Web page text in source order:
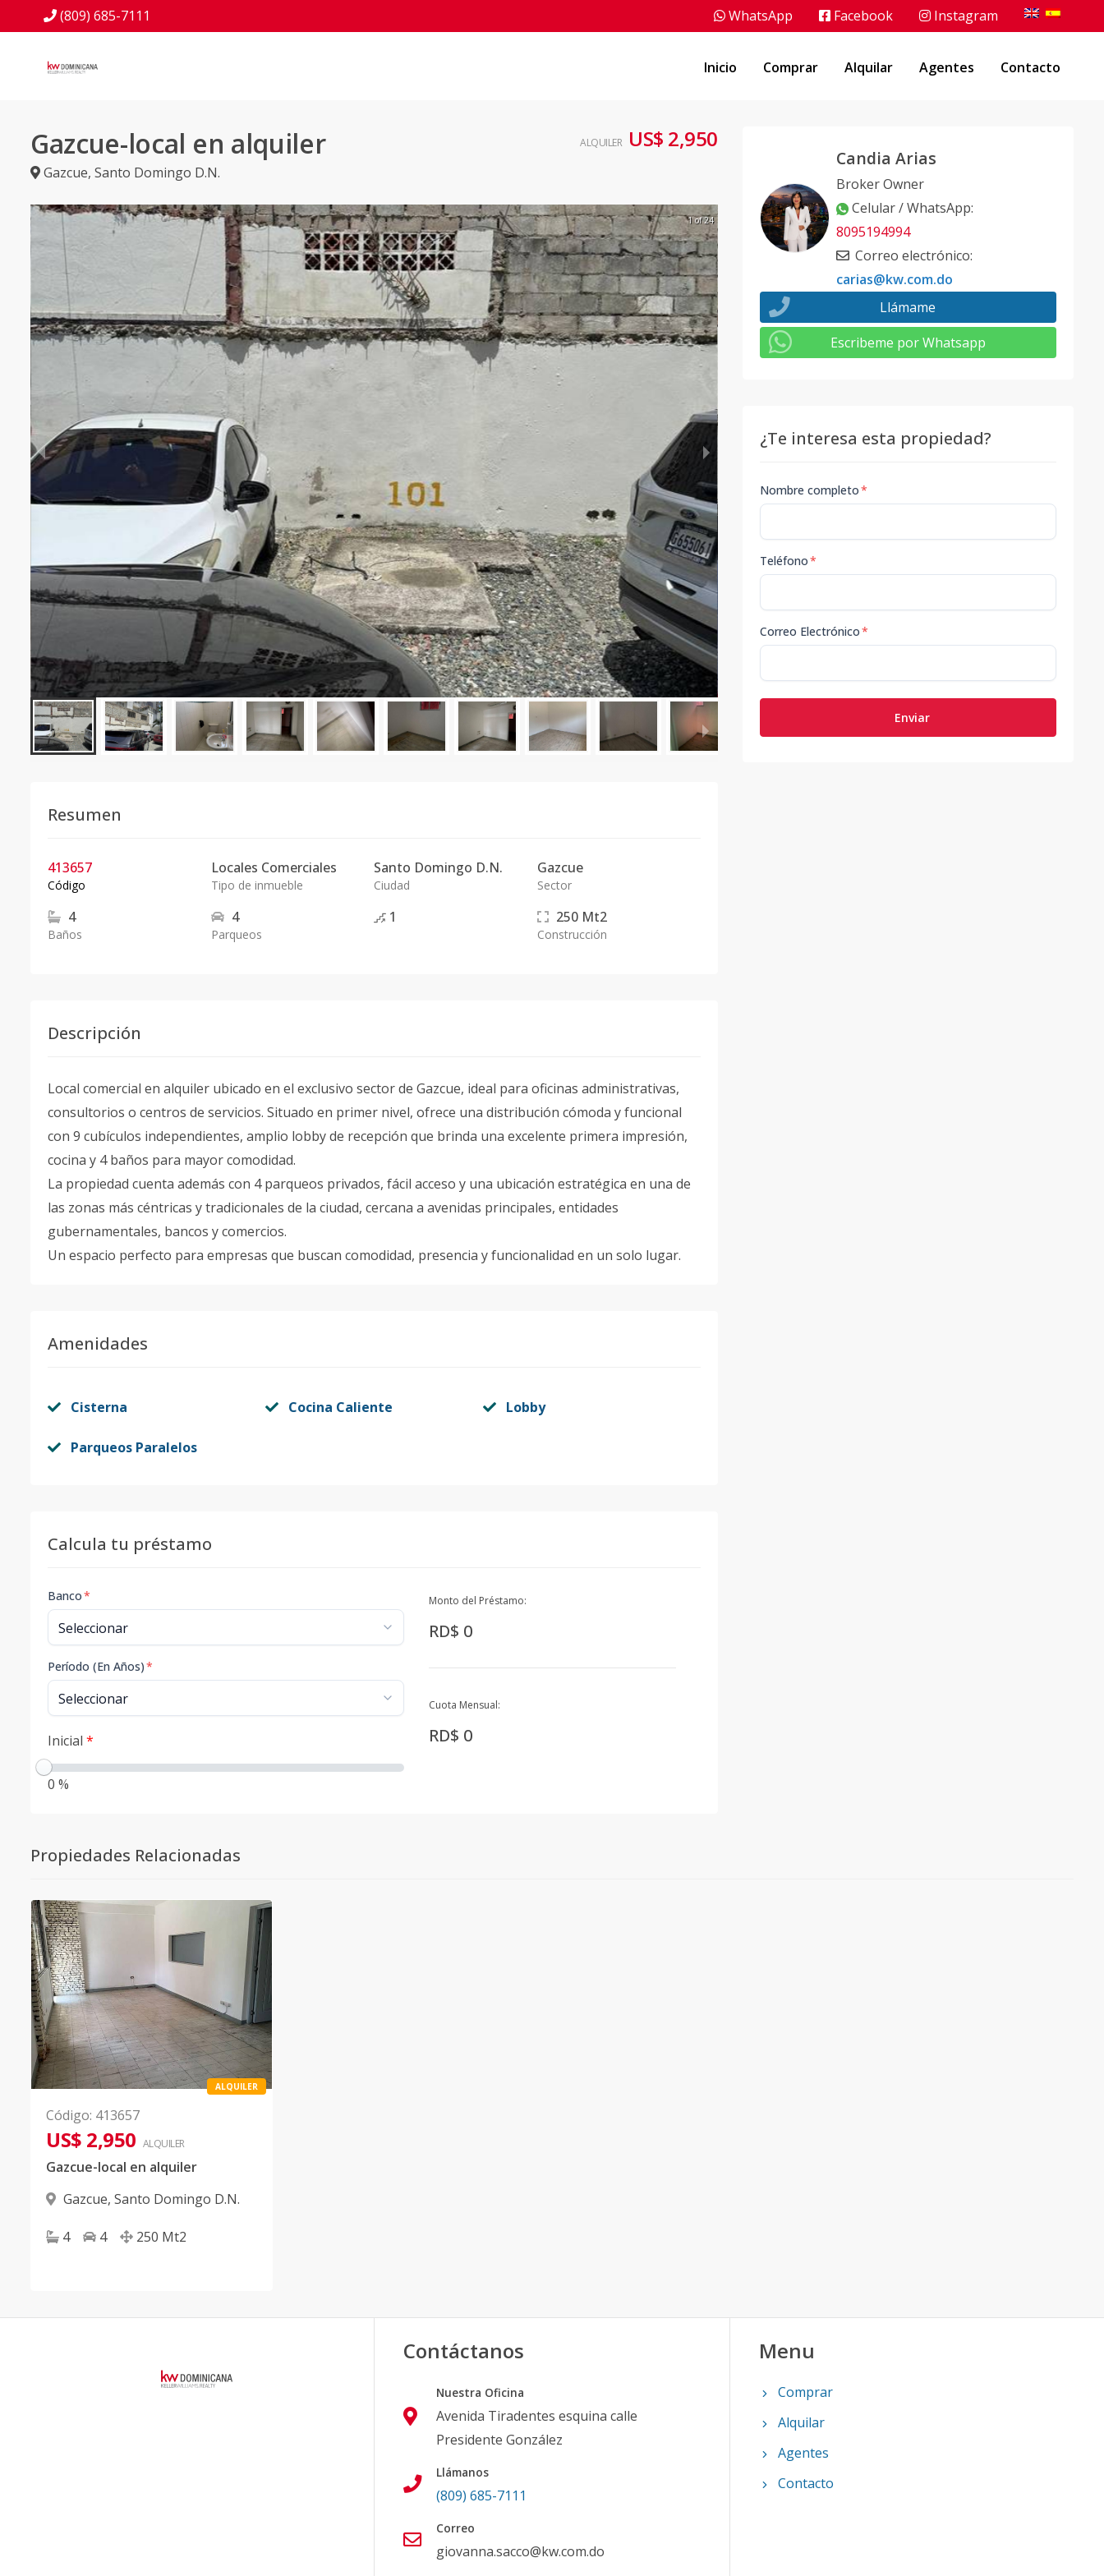
(809) 685-7111 WhatsApp Facebook Instagram
Inicio Comprar Alquilar Agentes Contacto
Gazcue-local en alquiler
Gazcue, Santo Domingo D.N.
ALQUILER US$ 2,950
1 of 24
Resumen
413657
Código
Locales Comerciales
Tipo de inmueble
Santo Domingo D.N.
Ciudad
Gazcue
Sector
4
Baños
4
Parqueos
1 250 Mt2
Construcción
Descripción
Local comercial en alquiler ubicado en el exclusivo sector de Gazcue, ideal para oficinas administrativas,
consultorios o centros de servicios. Situado en primer nivel, ofrece una distribución cómoda y funcional
con 9 cubículos independientes, amplio lobby de recepción que brinda una excelente primera impresión,
cocina y 4 baños para mayor comodidad.
La propiedad cuenta además con 4 parqueos privados, fácil acceso y una ubicación estratégica en una de
las zonas más céntricas y tradicionales de la ciudad, cercana a avenidas principales, entidades
gubernamentales, bancos y comercios.
Un espacio perfecto para empresas que buscan comodidad, presencia y funcionalidad en un solo lugar.
Amenidades
Cisterna Cocina Caliente Lobby
Parqueos Paralelos
Calcula tu préstamo
Banco*
Período (En Años)*
Inicial *
0 %
Monto del Préstamo:
RD$ 0
Cuota Mensual:
RD$ 0
Candia Arias
Broker Owner
Celular / WhatsApp:
8095194994
Correo electrónico:
carias@kw.com.do
Llámame
Escribeme por Whatsapp
¿Te interesa esta propiedad?
Nombre completo*
Teléfono*
Correo Electrónico*
Enviar
Propiedades Relacionadas
ALQUILER
Código: 413657
US$ 2,950 ALQUILER
Gazcue-local en alquiler
Gazcue, Santo Domingo D.N.
4 4 250 Mt2
Contáctanos
Nuestra Oficina
Avenida Tiradentes esquina calle
Presidente González
Llámanos
(809) 685-7111
Correo
giovanna.sacco@kw.com.do
Menu
Comprar
Alquilar
Agentes
Contacto